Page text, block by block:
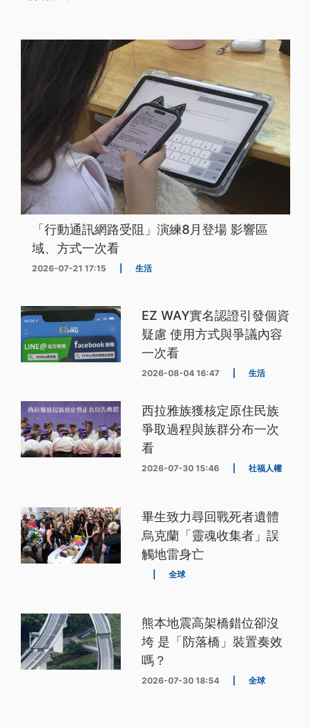
「行動通訊網路受阻」演練8月登場 影響區
域、方式一次看
2026-07-21 17:15 生活
EZ WAY實名認證引發個資
疑慮 使用方式與爭議內容
一次看
2026-08-04 16:47 生活
西拉雅族獲核定原住民族
爭取過程與族群分布一次
看
2026-07-30 15:46 社福人權
畢生致力尋回戰死者遺體
烏克蘭「靈魂收集者」誤
觸地雷身亡
全球
熊本地震高架橋錯位卻沒
垮 是「防落橋」裝置奏效
嗎？
2026-07-30 18:54 全球